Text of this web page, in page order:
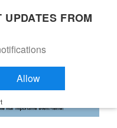
FROM
Allow